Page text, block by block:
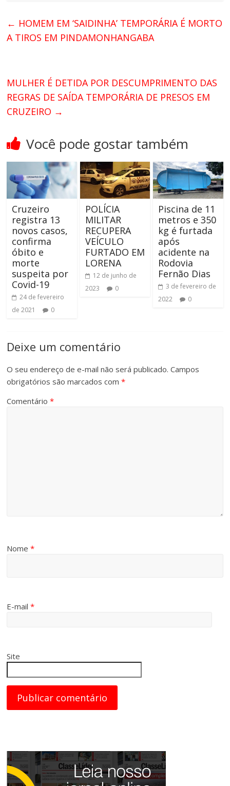
← HOMEM EM ‘SAIDINHA’ TEMPORÁRIA É MORTO
A TIROS EM PINDAMONHANGABA
MULHER É DETIDA POR DESCUMPRIMENTO DAS
REGRAS DE SAÍDA TEMPORÁRIA DE PRESOS EM
CRUZEIRO →
Você pode gostar também
Cruzeiro
registra 13
novos casos,
confirma
óbito e
morte
suspeita por
Covid-19
24 de fevereiro
de 2021
0
POLÍCIA
MILITAR
RECUPERA
VEÍCULO
FURTADO EM
LORENA
12 de junho de
2023
0
Piscina de 11
metros e 350
kg é furtada
após
acidente na
Rodovia
Fernão Dias
3 de fevereiro de
2022
0
Deixe um comentário
O seu endereço de e-mail não será publicado. Campos
obrigatórios são marcados com*
Comentário*
Nome*
E-mail*
Site